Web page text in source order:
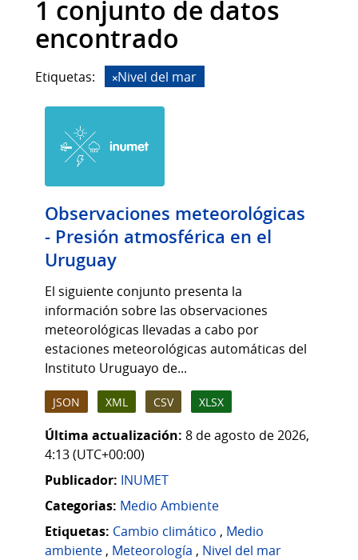
1 conjunto de datos
encontrado
Etiquetas: Nivel del mar
Observaciones meteorológicas
- Presión atmosférica en el
Uruguay
El siguiente conjunto presenta la
información sobre las observaciones
meteorológicas llevadas a cabo por
estaciones meteorológicas automáticas del
Instituto Uruguayo de...
JSON XML CSV XLSX
Última actualización: 8 de agosto de 2026,
4:13 (UTC+00:00)
Publicador: INUMET
Categorias: Medio Ambiente
Etiquetas: Cambio climático , Medio
ambiente , Meteorología , Nivel del mar